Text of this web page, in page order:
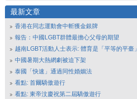
最新文章
香港在同志運動會中斬獲金銀牌
報告：中國LGBT群體最擔心父母的期望
越南LGBT活動人士表示: 體育是「平等的平臺」
中國暑期大熱網劇被迫下架
泰國「快速」通過同性婚姻法
看點: 首爾驕傲遊行
看點: 東帝汶慶祝第二屆驕傲遊行